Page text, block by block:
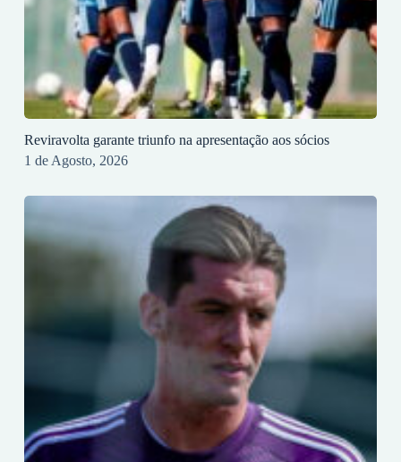
Reviravolta garante triunfo na apresentação aos sócios
1 de Agosto, 2026